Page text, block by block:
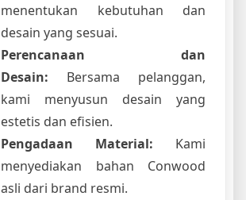
menentukan kebutuhan dan
desain yang sesuai.
Perencanaan dan
Desain: Bersama pelanggan,
kami menyusun desain yang
estetis dan efisien.
Pengadaan Material: Kami
menyediakan bahan Conwood
asli dari brand resmi.